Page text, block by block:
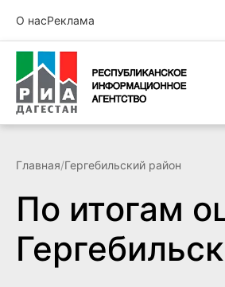
О насРеклама
Главная/Гергебильский район
По итогам